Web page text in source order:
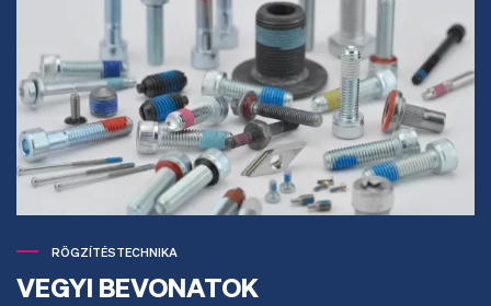
RÖGZÍTÉSTECHNIKA
VEGYI BEVONATOK